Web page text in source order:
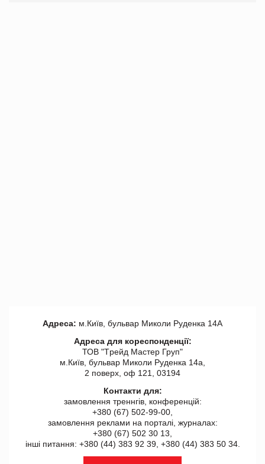
Адреса: м.Київ, бульвар Миколи Руденка 14А
Адреса для кореспонденції:
ТОВ "Tрейд Мастер Груп"
м.Київ, бульвар Миколи Руденка 14а,
2 поверх, оф 121, 03194
Контакти для:
замовлення треннгів, конференцій:
+380 (67) 502-99-00,
замовлення реклами на порталі, журналах:
+380 (67) 502 30 13,
інші питання: +380 (44) 383 92 39, +380 (44) 383 50 34.